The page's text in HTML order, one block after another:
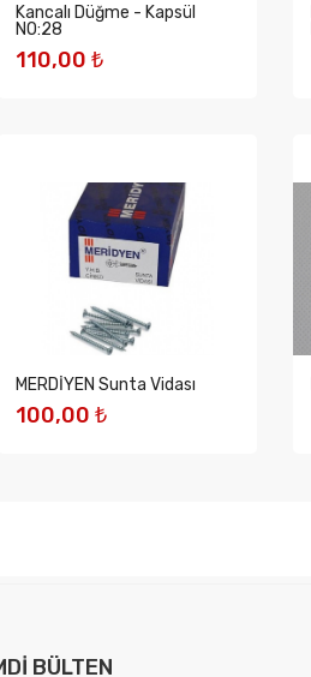
Kancalı Düğme - Kapsül
NO:28
110,00 ₺
MERDİYEN Sunta Vidası
100,00 ₺
BÜLTEN